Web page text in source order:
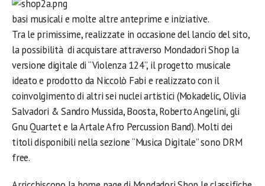
basi musicali e molte altre anteprime e iniziative.
Tra le primissime, realizzate in occasione del lancio del sito,
la possibilità di acquistare attraverso Mondadori Shop la
versione digitale di “Violenza 124”, il progetto musicale
ideato e prodotto da Niccolò Fabi e realizzato con il
coinvolgimento di altri sei nuclei artistici (Mokadelic, Olivia
Salvadori & Sandro Mussida, Boosta, Roberto Angelini, gli
Gnu Quartet e la Artale Afro Percussion Band). Molti dei
titoli disponibili nella sezione “Musica Digitale” sono DRM
free.